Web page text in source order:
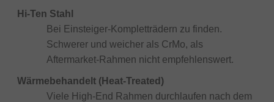
Hi-Ten Stahl
Bei Einsteiger-Kompletträdern zu finden.
Schwerer und weicher als CrMo, als
Aftermarket-Rahmen nicht empfehlenswert.
Wärmebehandelt (Heat-Treated)
Viele High-End Rahmen durchlaufen nach dem